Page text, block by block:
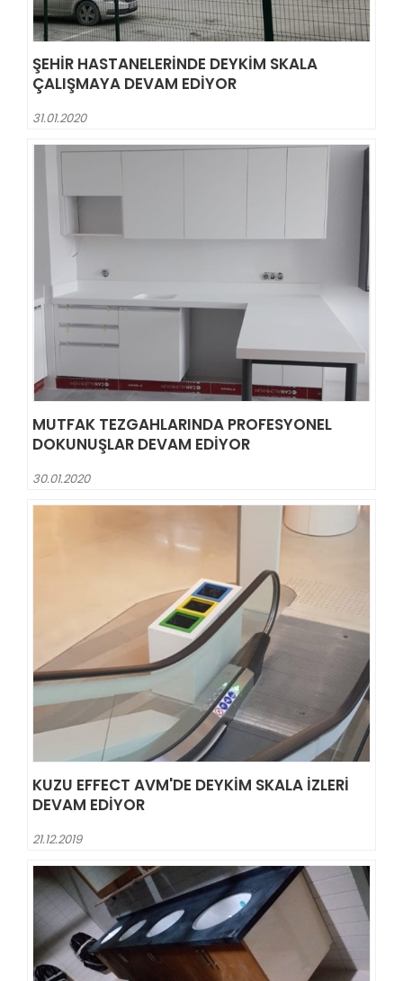
ŞEHIR HASTANELERINDE DEYKIM SKALA
ÇALIŞMAYA DEVAM EDIYOR
31.01.2020
MUTFAK TEZGAHLARINDA PROFESYONEL
DOKUNUŞLAR DEVAM EDIYOR
30.01.2020
KUZU EFFECT AVM'DE DEYKIM SKALA IZLERI
DEVAM EDIYOR
21.12.2019